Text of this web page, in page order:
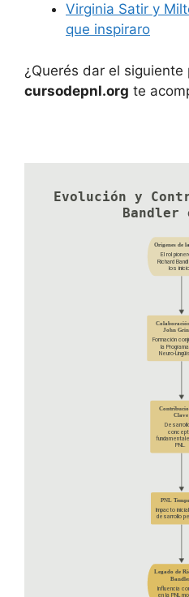
Virginia Satir y
que inspiraro
¿Querés dar el siguiente
cursodepnl.org te